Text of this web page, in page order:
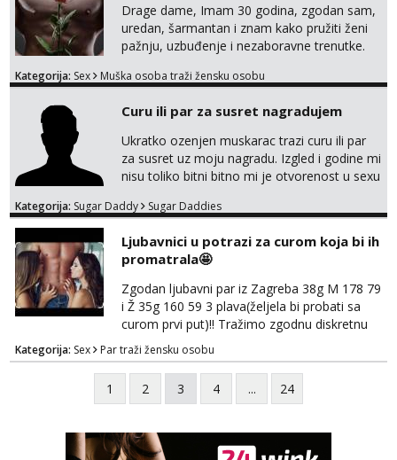
Drage dame, Imam 30 godina, zgodan sam,
uredan, šarmantan i znam kako pružiti ženi
pažnju, uzbuđenje i nezaboravne trenutke.
snažnoj privlačnosti, strasti i noći ispunjenoj
Ako ti nedostaje dodir, poljupci, kemija i
muškarac koji će se potpuno posvetiti tvom
zadovoljstvu, možda smo upravo ono što
oboje t...
Kategorija: Sex Muška osoba traži žensku osobu
Curu ili par za susret nagradujem
Ukratko ozenjen muskarac trazi curu ili par
za susret uz moju nagradu. Izgled i godine mi
nisu toliko bitni bitno mi je otvorenost u sexu
jave na mail . Molim ako je moguce prvi mail
necete pozalit
Kategorija: Sugar Daddy Sugar Daddies
Ljubavnici u potrazi za curom koja bi ih
promatrala🤩
Zgodan ljubavni par iz Zagreba 38g M 178 79
i Ž 35g 160 59 3 plava(željela bi probati sa
curom prvi put)!! Tražimo zgodnu diskretnu
curu koja bi nas promatrala dok imamo
žestok odnos. Može se pridruziti ali i ne
mora.Bitno da uzivamo diskretno anonimno
bez upoznavanja puno.Sliku mozemo
goo smo do 15.8 poslije tog mozemo se
druziti,javi se na mail il...
Kategorija: Sex Par traži žensku osobu
1 2 3 4 ... 24